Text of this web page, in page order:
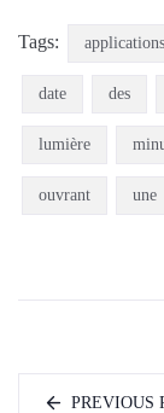
Tags: applications
date des
lumière
ouvrant une
PREVIOUS